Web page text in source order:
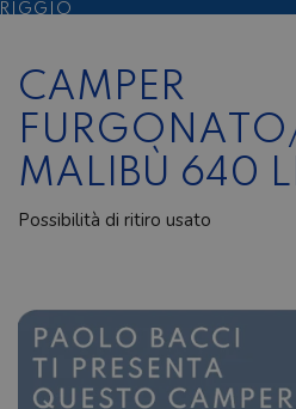
CAMPER
MALIBÙ 640
Possibilità di ritiro usato